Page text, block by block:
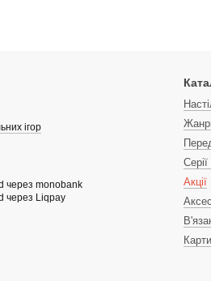
ігор
Серії
Акції